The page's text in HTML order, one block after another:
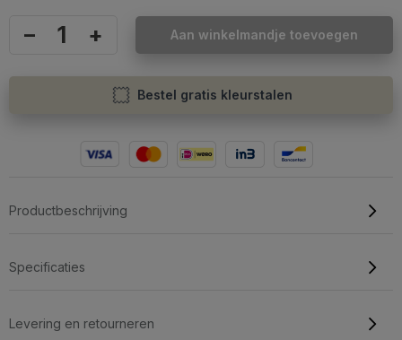
– + Aan winkelmandje toevoegen
Bestel gratis kleurstalen
Productbeschrijving
Specificaties
Levering en retourneren